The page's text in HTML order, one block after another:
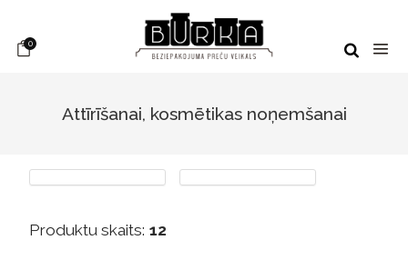
0
Attīrīšanai, kosmētikas noņemšanai
Produktu skaits: 12